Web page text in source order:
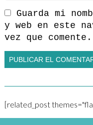
Guarda mi
y web en este
vez que comente.
[related_post